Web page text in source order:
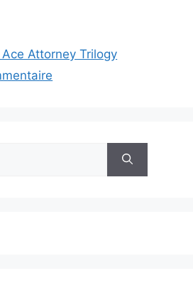
Attorney Trilogy